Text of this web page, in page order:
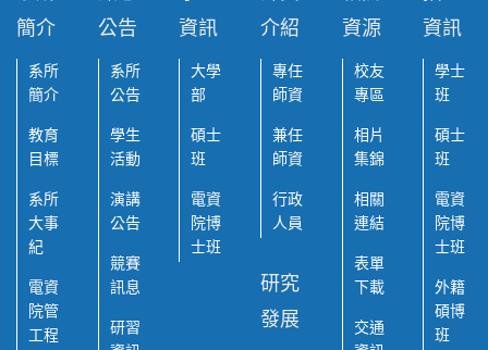
簡介
系所
簡介
教育
目標
系所
大事
紀
電資
院管
工程
公告
系所
公告
學生
活動
演講
公告
競賽
訊息
研習
資訊
大學
部
碩士
班
電資
院博
士班
介紹
專任
師資
兼任
師資
行政
人員
研究
發展
資源
校友
專區
相片
集錦
相關
連結
表單
下載
交通
資訊
學士
班
碩士
班
電資
院博
士班
外籍
碩博
班